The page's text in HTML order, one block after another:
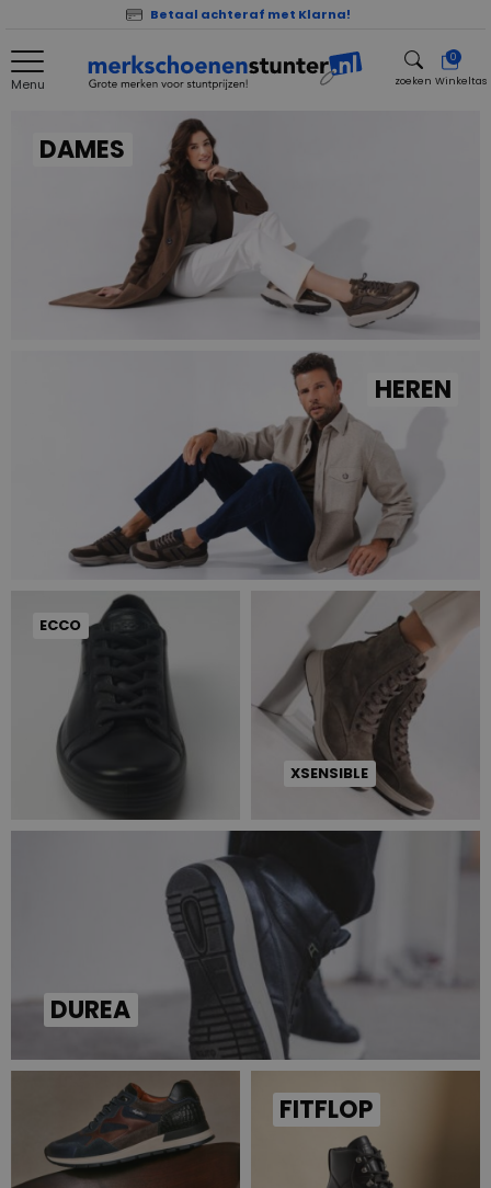
Betaal achteraf met Klarna!
Menu zoeken
0
Winkeltas
DAMES
HEREN
ECCO
XSENSIBLE
DUREA
FITFLOP